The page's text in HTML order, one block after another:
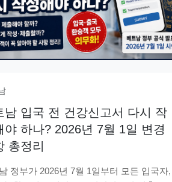
남 입국 전 건강신고서 다시 작
야 하나? 2026년 7월 1일 변경
총정리
정부가 2026년 7월 1일부터 모든 입국자,